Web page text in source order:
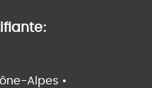
Alpes •